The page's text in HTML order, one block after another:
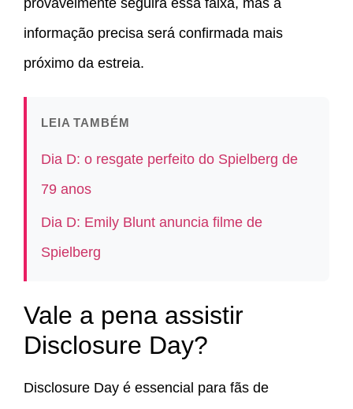
provavelmente seguirá essa faixa, mas a
informação precisa será confirmada mais
próximo da estreia.
LEIA TAMBÉM
Dia D: o resgate perfeito do Spielberg de
79 anos
Dia D: Emily Blunt anuncia filme de
Spielberg
Vale a pena assistir
Disclosure Day?
Disclosure Day é essencial para fãs de